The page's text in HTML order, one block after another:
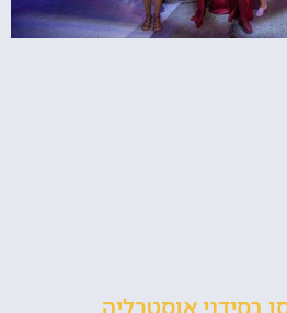
בסידני אוסטרליה